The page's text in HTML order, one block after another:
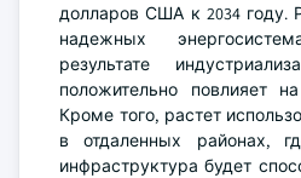
долларов США к 2034 году.
надежных
результате
положительно повлияет
Кроме того, растет
в отдаленных районах,
инфраструктура будет